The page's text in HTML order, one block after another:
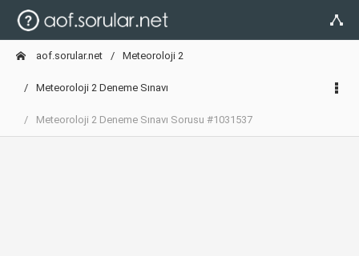
aof.sorular.net Meteoroloji 2
Meteoroloji 2 Deneme Sınavı
Meteoroloji 2 Deneme Sınavı Sorusu #1031537